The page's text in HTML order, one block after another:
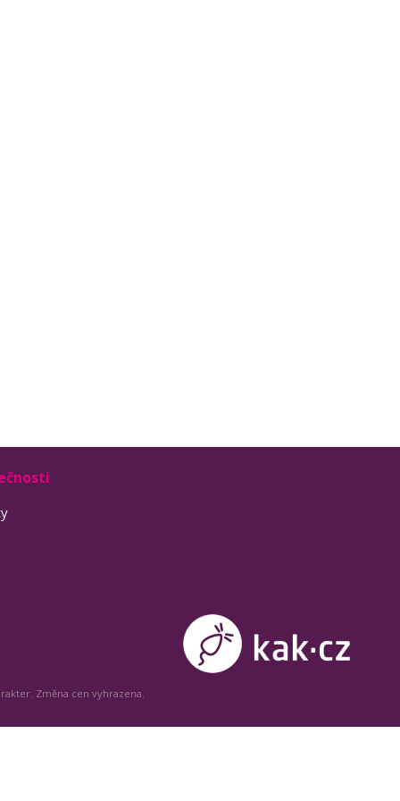
Změna cen vyhrazena.